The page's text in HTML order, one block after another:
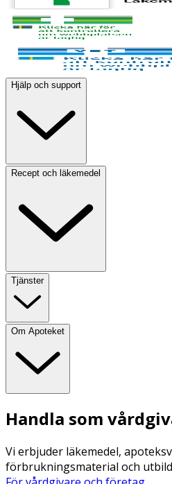
Hjälp och support
Recept och läkemedel
Tjänster
Om Apoteket
Handla som
Vi erbjuder läkemedel,
förbrukningsmaterial och